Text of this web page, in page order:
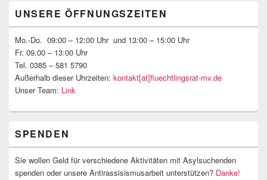
Seitenleisten-
Widgetbereich
UNSERE ÖFFNUNGSZEITEN
Mo.-Do. 09:00 – 12:00 Uhr und 13:00 – 15:00 Uhr
Fr. 09.00 – 13:00 Uhr
Tel. 0385 – 581 5790
Außerhalb dieser Uhrzeiten: kontakt[at]fluechtlingsrat-mv.de
Unser Team: Link
SPENDEN
Sie wollen Geld für verschiedene Aktivitäten mit Asylsuchenden
spenden oder unsere Antirassisismusarbeit unterstützen? Danke!